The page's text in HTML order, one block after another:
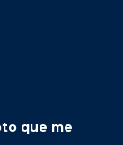
que me